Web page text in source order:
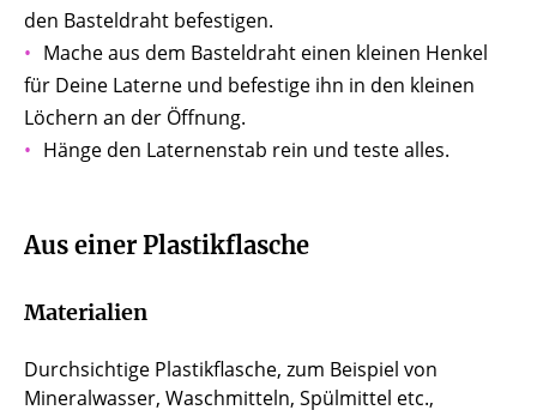
den Basteldraht befestigen.
Mache aus dem Basteldraht einen kleinen Henkel
für Deine Laterne und befestige ihn in den kleinen
Löchern an der Öffnung.
Hänge den Laternenstab rein und teste alles.
Aus einer Plastikflasche
Materialien
Durchsichtige Plastikflasche, zum Beispiel von
Mineralwasser, Waschmitteln, Spülmittel etc.,